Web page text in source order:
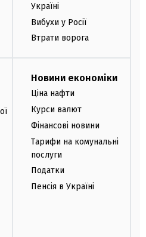
Україні
Вибухи у Росії
Втрати ворога
Новини економіки
Ціна нафти
Курси валют
Фінансові новини
Тарифи на комунальні
послуги
Податки
Пенсія в Україні